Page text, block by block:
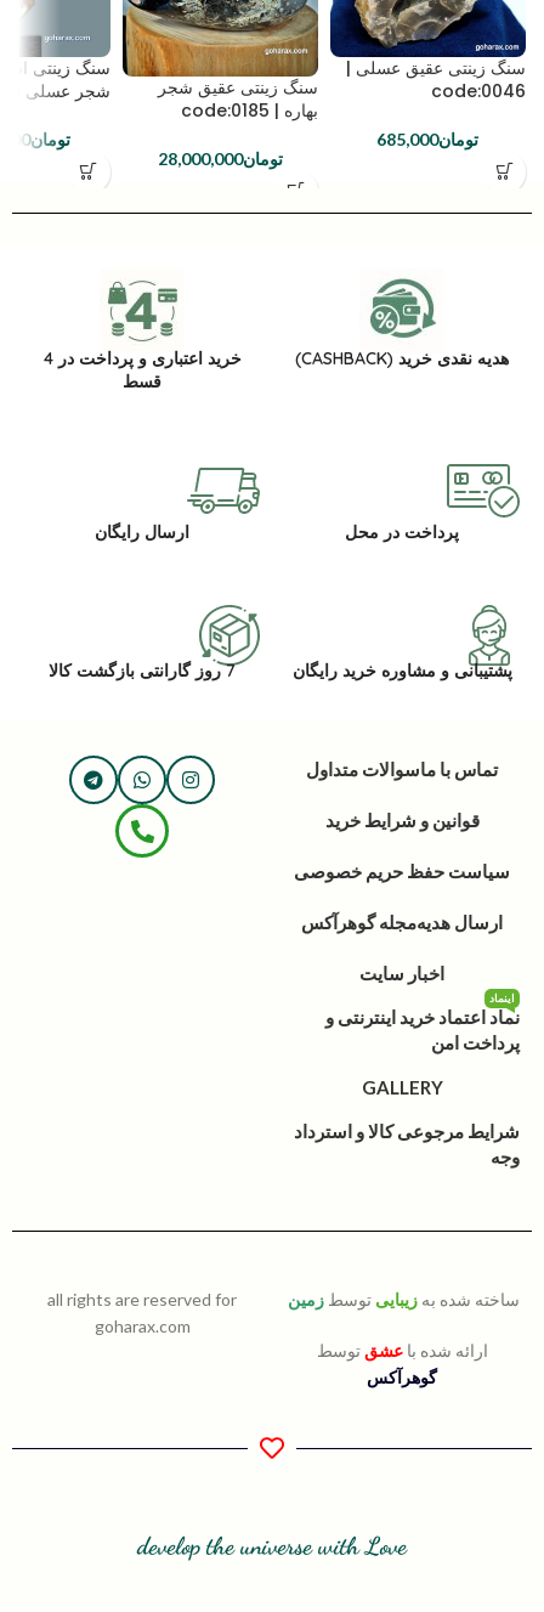
سنگ زینتی عقیق عسلی |
code:0046
تومان685,000
سنگ زینتی عقیق شجر
بهاره | code:0185
تومان28,000,000
سنگ زینتی
شجر عسلی | code:0198
تومان
هدیه نقدی خرید (CASHBACK)
خرید اعتباری و پرداخت در 4
قسط
پرداخت در محل ارسال رایگان
پشتیبانی و مشاوره خرید رایگان 7 روز گارانتی بازگشت کالا
تماس با ماسوالات متداول
قوانین و شرایط خرید
سیاست حفظ حریم خصوصی
ارسال هدیهمجله گوهرآکس
اخبار سایت
نماد اعتماد خرید اینترنتی و
پرداخت امن
اینماد
GALLERY
شرایط مرجوعی کالا و استرداد
وجه
ساخته شده به زیبایی توسط زمین
ارائه شده باعشق توسط
گوهرآکس
all rights are reserved for
goharax.com
develop the universe with Love